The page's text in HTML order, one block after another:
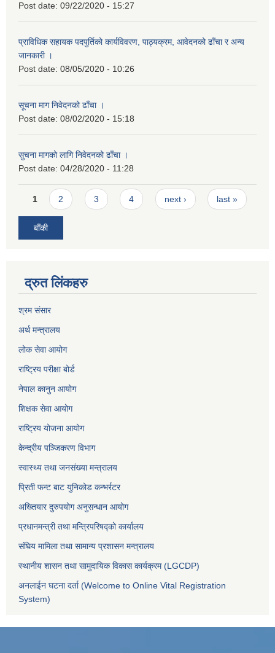
Post date: 09/22/2020 - 15:27
प्राविधिक सहायक पदपुर्तिको कार्यविवरण, पाठ्यक्रम, आवेदनको ढाँचा र अन्य
जानकारी ।
Post date: 08/05/2020 - 10:26
सूचना माग निवेदनको ढाँचा ।
Post date: 08/02/2020 - 15:18
सुचना मागको लागि निवेदनको ढाँचा ।
Post date: 04/28/2020 - 11:28
Pages
1 2 3 4 next › last »
बाँकी
द्रुत लिंकहरु
श्रम संसार
अर्थ मन्त्रालय
लोक सेवा आयोग
राष्ट्रिय परीक्षा बोर्ड
नेपाल कानुन आयोग
शिक्षक सेवा आयोग
राष्ट्रिय योजना आयोग
केन्द्रीय पञ्जिकरण विभाग
स्वास्थ्य तथा जनसंख्या मन्त्रालय
प्रिती फन्ट बाट युनिकोड कन्भर्रटर
अख्तियार दुरुपयोग अनुसन्धान आयोग
प्रधानमन्त्री तथा मन्त्रिपरिषद्को कार्यालय
संघिय मामिला तथा सामान्य प्रशासन मन्त्रालय
स्थानीय शासन तथा सामुदायिक विकास कार्यक्रम (LGCDP)
अनलाईन घटना दर्ता (Welcome to Online Vital Registration
System)